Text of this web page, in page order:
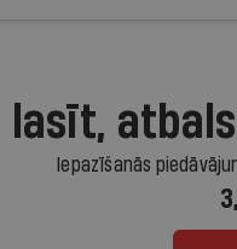
lasīt,
Iepazīšanās